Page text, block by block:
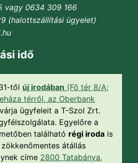
vagy 0634 309 166
(halottszállítási ügyelet)
idő
től új irodában (Fő tér 8/A;
térről, az Oberbank
várja ügyfeleit a T-Szol Zrt.
Egyelőre a
található régi iroda is
átállás
címe 2800 Tatabánya,